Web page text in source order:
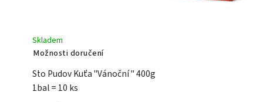
Skladem
Možnosti doručení
Sto Pudov Kuťa "Vánoční " 400g
1bal = 10 ks